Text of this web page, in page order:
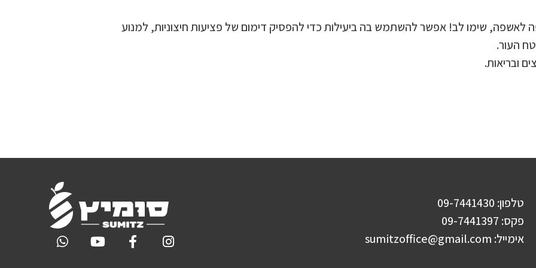
לאשפה, שימו לב! אפשר להשתמש בה ביעילות כדי להפסיק דימום של פציעות חיצוניות, למנוע
העור.
ובריאות.
טלפון: 09-7441430
פקס: 09-7441397
אימייל: sumitzoffice@gmail.com